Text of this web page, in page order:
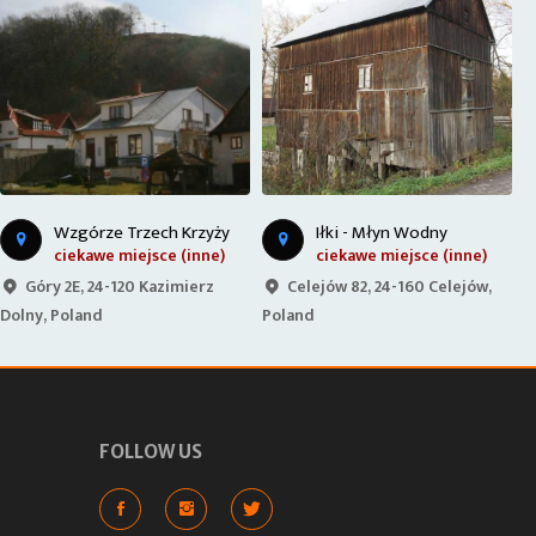
Wzgórze Trzech Krzyży
ciekawe miejsce (inne)
Góry 2E, 24-120 Kazimierz
Dolny, Poland
Iłki - Młyn Wodny
ciekawe miejsce (inne)
Celejów 82, 24-160 Celejów,
Poland
FOLLOW US